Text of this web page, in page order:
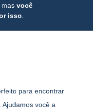
masvocê
isso
para encontrar
você a